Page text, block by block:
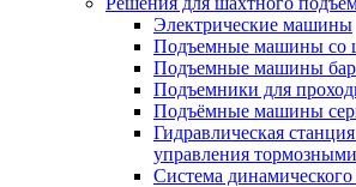
Электрические машины
Подъемные машины со
Подъемные машины
Подъемники для
Подъёмные машины
Гидравлическая
управления
Система динамического